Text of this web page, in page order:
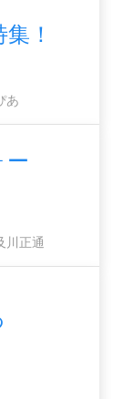
！
あ
ー
川正通